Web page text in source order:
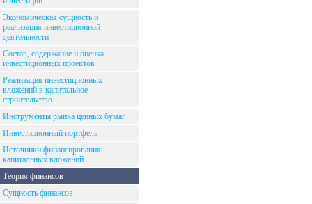
Экономическая сущность и
реализация инвестиционной
деятельности
Состав, содержание и оценка
инвестиционных проектов
Реализация инвестиционных
вложений в капитальное
строительство
Инструменты рынка ценных бумаг
Инвестиционный портфель
Источники финансирования
капитальных вложений
Теория финансов
Сущность финансов